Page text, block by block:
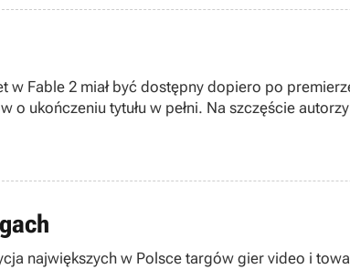
Fable 2 miał być dostępny dopiero po
ukończeniu tytułu w pełni. Na szczęście
największych w Polsce targów gier video i